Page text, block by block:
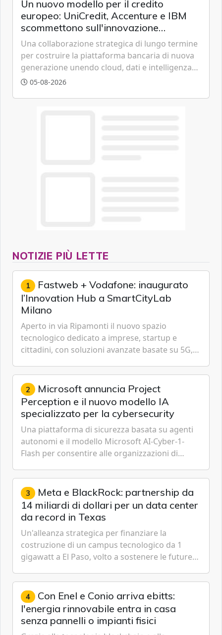
Un nuovo modello per il credito
europeo: UniCredit, Accenture e IBM
scommettono sull'innovazione
tecnologica
Una collaborazione strategica di lungo termine
per costruire la piattaforma bancaria di nuova
generazione unendo cloud, dati e intelligenza
artificiale.
05-08-2026
NOTIZIE PIÙ LETTE
1 Fastweb + Vodafone: inaugurato
l’Innovation Hub a SmartCityLab
Milano
Aperto in via Ripamonti il nuovo spazio
tecnologico dedicato a imprese, startup e
cittadini, con soluzioni avanzate basate su 5G,
Cybersecurity.
2 Microsoft annuncia Project
Perception e il nuovo modello IA
specializzato per la cybersecurity
Una piattaforma di sicurezza basata su agenti
autonomi e il modello Microsoft AI-Cyber-1-
Flash per consentire alle organizzazioni di
gestione continua del rischio.
3 Meta e BlackRock: partnership da
14 miliardi di dollari per un data center
da record in Texas
Un'alleanza strategica per finanziare la
costruzione di un campus tecnologico da 1
gigawatt a El Paso, volto a sostenere le future
artificiale dell'azienda di Mark Zuckerberg.
4 Con Enel e Conio arriva ebitts:
l'energia rinnovabile entra in casa
senza pannelli o impianti fisici